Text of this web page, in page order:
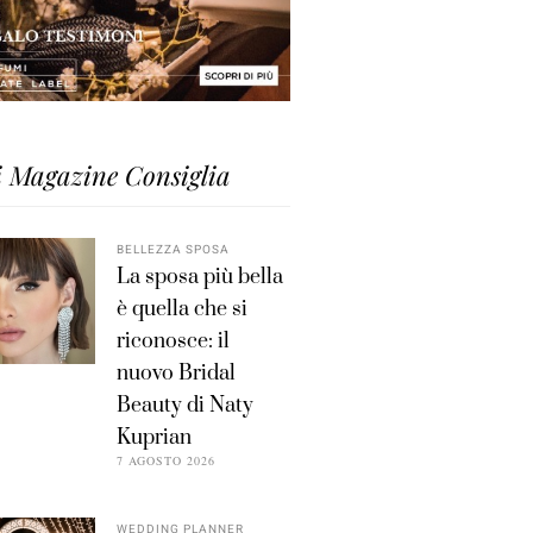
Magazine Consiglia
BELLEZZA SPOSA
La sposa più bella
è quella che si
riconosce: il
nuovo Bridal
Beauty di Naty
Kuprian
7 AGOSTO 2026
WEDDING PLANNER